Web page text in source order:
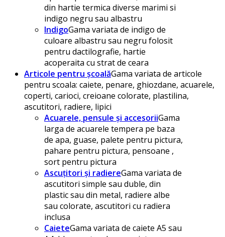
din hartie termica diverse marimi si
indigo negru sau albastru
IndigoGama variata de indigo de
culoare albastru sau negru folosit
pentru dactilografie, hartie
acoperaita cu strat de ceara
Articole pentru școalăGama variata de articole
pentru scoala: caiete, penare, ghiozdane, acuarele,
coperti, carioci, creioane colorate, plastilina,
ascutitori, radiere, lipici
Acuarele, pensule și accesoriiGama
larga de acuarele tempera pe baza
de apa, guase, palete pentru pictura,
pahare pentru pictura, pensoane ,
sort pentru pictura
Ascuțitori și radiereGama variata de
ascutitori simple sau duble, din
plastic sau din metal, radiere albe
sau colorate, ascutitori cu radiera
inclusa
CaieteGama variata de caiete A5 sau